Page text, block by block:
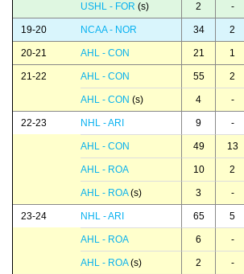
USHL - FOR (s) 2 -
19-20 NCAA - NOR 34 2
20-21 AHL - CON 21 1
21-22 AHL - CON 55 2
AHL - CON (s) 4 -
22-23 NHL - ARI 9 -
AHL - CON 49 13
AHL - ROA 10 2
AHL - ROA(s) 3 -
23-24 NHL - ARI 65 5
AHL - ROA 6 -
AHL - ROA(s) 2 -